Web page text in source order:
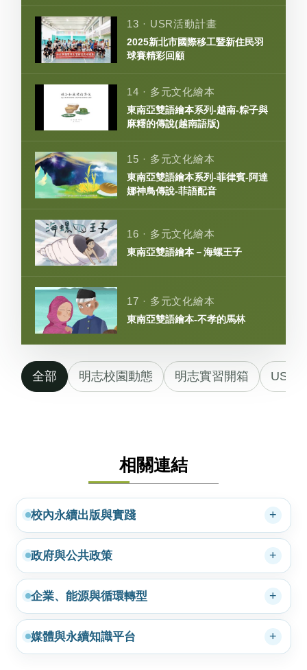
13 · USR活動計畫
2025新北市國際移工暨新住民羽
球賽精彩回顧
14 · 多元文化繪本
東南亞雙語繪本系列-越南-粽子與
麻糬的傳說(越南語版)
15 · 多元文化繪本
東南亞雙語繪本系列-菲律賓-阿達
娜神鳥傳說-菲語配音
16 · 多元文化繪本
東南亞雙語繪本－海螺王子
17 · 多元文化繪本
東南亞雙語繪本-不孝的馬林
全部 明志校園動態 明志實習開箱 USR
相關連結
校內永續出版與實踐
政府與公共政策
企業、能源與循環轉型
媒體與永續知識平台